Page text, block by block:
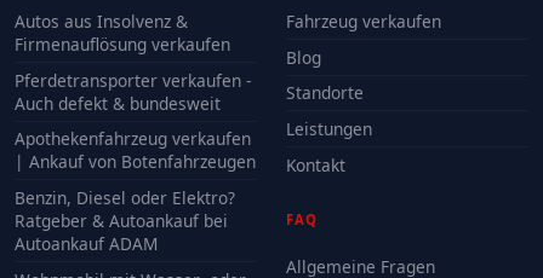
Autos aus Insolvenz &
Firmenauflösung verkaufen
Pferdetransporter verkaufen -
Auch defekt & bundesweit
Apothekenfahrzeug verkaufen
| Ankauf von Botenfahrzeugen
Benzin, Diesel oder Elektro?
Ratgeber & Autoankauf bei
Autoankauf ADAM
Fahrzeug verkaufen
Blog
Standorte
Leistungen
Kontakt
FAQ
Allgemeine Fragen